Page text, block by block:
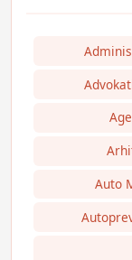
Auto